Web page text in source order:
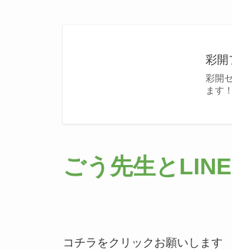
彩開
彩開
ます！
ごう先生と
コチラをクリックお願いします